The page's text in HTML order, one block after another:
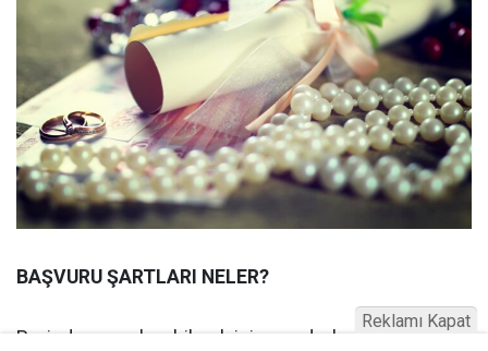
BAŞVURU ŞARTLARI NELER?
Projeden yararlanabilmek için eş adaylarının her
Reklamı Kapat